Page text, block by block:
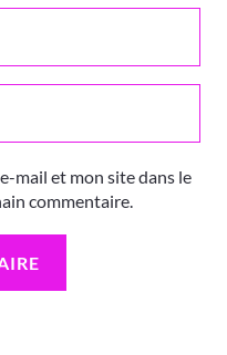
mail et mon site dans le
commentaire.